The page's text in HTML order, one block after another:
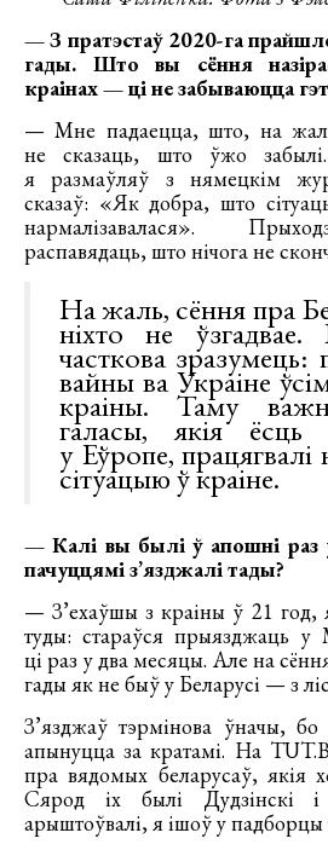
— З пратэстаў 2020-га
гады. Што вы сёння
краінах — ці не забываюцца
— Мне падаецца, што, на
не сказаць, што ўжо
я размаўляў з нямецкім
сказаў: «Як добра, што
нармалізавалася».
распавядаць, што нічога не
На жаль, сёння пра
ніхто не
часткова зразумець:
вайны ва Украіне
краіны. Таму
галасы, якія ёсць
у Еўропе, працягвалі
сітуацыю ў краіне.
— Калі вы былі ў апошні раз
пачуццямі з’язджалі тады?
— З’ехаўшы з краіны ў 21 год,
туды: стараўся прыязджаць у
ці раз у два месяцы. Але на
гады як не быў у Беларусі — з
З’язджаў тэрмінова ўначы,
апынуцца за кратамі. На
пра вядомых беларусаў, якія
Сярод іх былі Дудзінскі
арыштоўвалі, я ішоў у падборцы